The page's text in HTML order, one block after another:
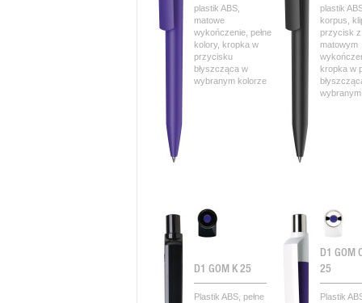
plastik ABS,
matowe
wykończenie, pełne
kolory, kropka w
przycisku
błyszcząca w
wybranym kolorze
plastik
korpus,
przycisk z
matowym
kropka w
D1 GOM K 25
Plastik ABS, pełne
D1 GOM
25
Plastik